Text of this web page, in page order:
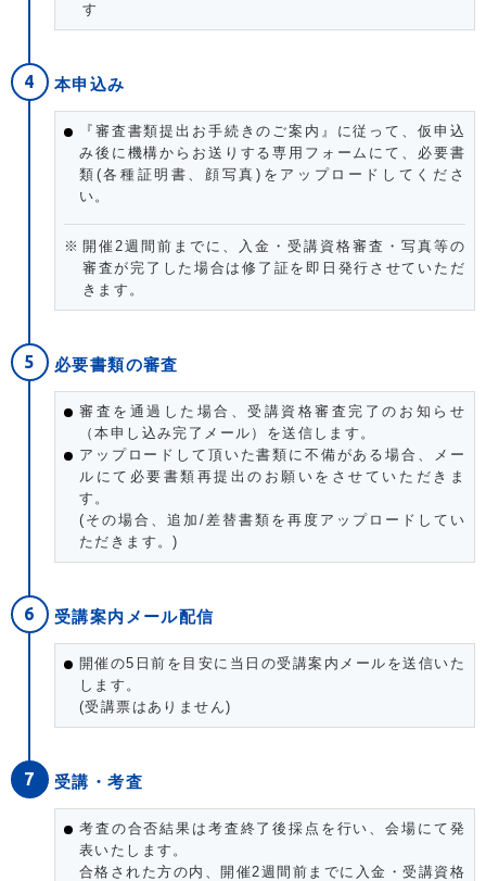
す
本申込み
『審査書類提出お手続きのご案内』に従って、仮申込
み後に機構からお送りする専用フォームにて、必要書
類(各種証明書、顔写真)をアップロードしてくださ
い。
開催2週間前までに、入金・受講資格審査・写真等の
審査が完了した場合は修了証を即日発行させていただ
きます。
必要書類の審査
審査を通過した場合、受講資格審査完了のお知らせ
（本申し込み完了メール）を送信します。
アップロードして頂いた書類に不備がある場合、メー
ルにて必要書類再提出のお願いをさせていただきま
す。
(その場合、追加/差替書類を再度アップロードしてい
ただきます。)
受講案内メール配信
開催の5日前を目安に当日の受講案内メールを送信いた
します。
(受講票はありません)
受講・考査
考査の合否結果は考査終了後採点を行い、会場にて発
表いたします。
合格された方の内、開催2週間前までに入金・受講資格